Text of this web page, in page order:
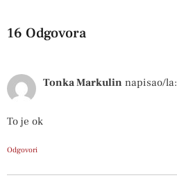
16 Odgovora
Tonka Markulin napisao/la:
To je ok
Odgovori